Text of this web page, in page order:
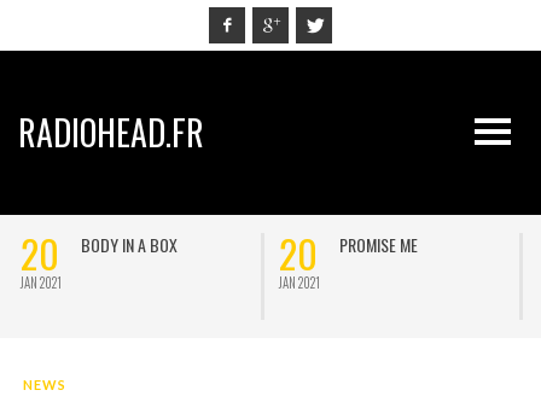
RADIOHEAD.FR
20
JAN 2021
BODY IN A BOX 20
JAN 2021
PROMISE ME
NEWS